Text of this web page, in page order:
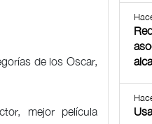
de los Oscar,
mejor película